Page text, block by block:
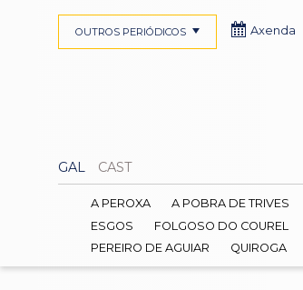
GAL CAST
OUTROS PERIÓDICOS Axenda
A PEROXA A POBRA DE TRIVES
ESGOS
FOLGOSO DO COUREL
PEREIRO DE AGUIAR
QUIROGA